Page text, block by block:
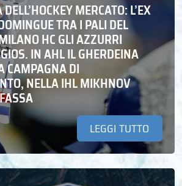
MERCATO: L’EX
TRA I PALI DEL
HC GLI AZZURRI
IN AHL IL GHERDEINA
CAMPAGNA DI
NELLA IHL MIKHNOV
LEGGI TUTTO